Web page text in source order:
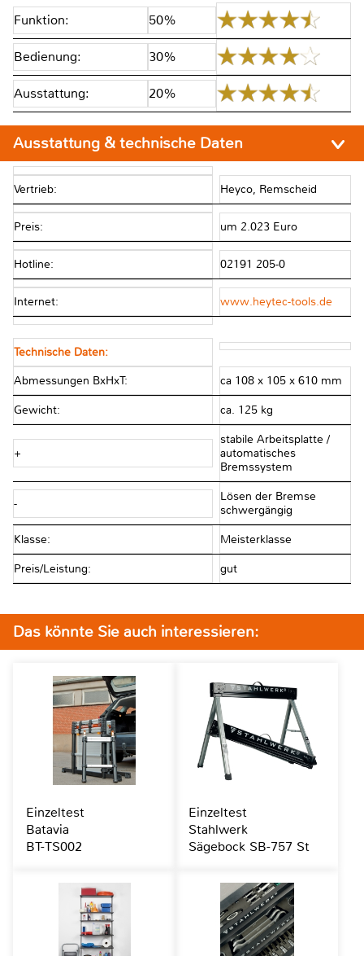
Funktion: 50%
Bedienung: 30%
Ausstattung: 20%
Ausstattung & technische Daten
Vertrieb: Heyco, Remscheid
Preis: um 2.023 Euro
Hotline: 02191 205-0
Internet: www.heytec-tools.de
Technische Daten:
Abmessungen BxHxT: ca 108 x 105 x 610 mm
Gewicht: ca. 125 kg
+
stabile Arbeitsplatte /
automatisches
Bremssystem
-
Lösen der Bremse
schwergängig
Klasse: Meisterklasse
Preis/Leistung: gut
Das könnte Sie auch interessieren:
Einzeltest
Batavia
BT-TS002
Einzeltest
Stahlwerk
Sägebock SB-757 St